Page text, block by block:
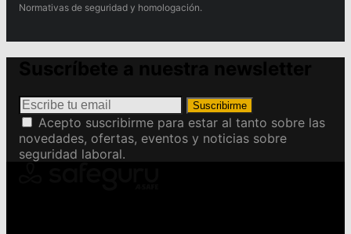
Normativas de seguridad y homologación.
Suscribirme
Acepto suscribirme para estar al tanto sobre las
novedades, ofertas, eventos y noticias sobre
seguridad laboral.